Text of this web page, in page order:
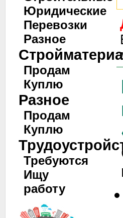
Юридические
Перевозки
Разное
Продам
Куплю
Разное
Продам
Куплю
Требуются
Ищу
работу